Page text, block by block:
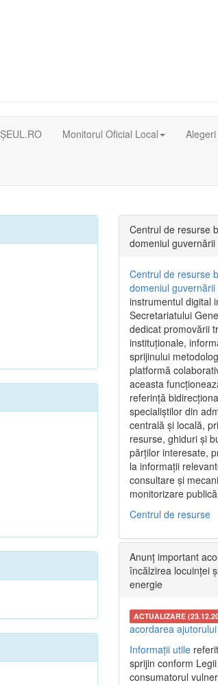
Monitorul Oficial Local
Centrul de resurse
domeniul
Centrul de resurse
domeniul
instrumentul digital
Secretariatului
dedicat promovării
instituționale,
sprijinului
platformă
aceasta
referință
specialiștilor din
centrală și locală,
resurse, ghiduri și
părților interesate,
la informații
consultare și
monitorizare
Centrul de resurse
Anunț important
încălzirea locuinței
energie
ACTUALIZARE
acordarea
Informații utile
sprijin conform
consumatorul